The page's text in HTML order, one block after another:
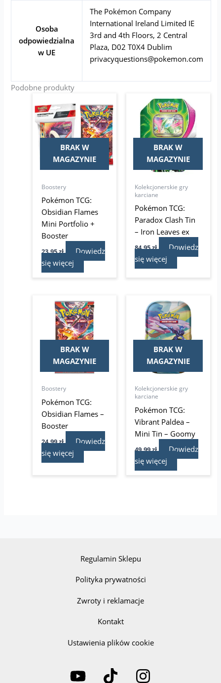
Osoba
odpowiedzialna
w UE
The Pokémon Company
International Ireland Limited IE
3rd and 4th Floors, 2 Central
Plaza, D02 T0X4 Dublim
privacyquestions@pokemon.com
Podobne produkty
BRAK W
MAGAZYNIE
Boostery
Pokémon TCG:
Obsidian Flames
Mini Portfolio +
Booster
23,95zł
Dowiedz
się więcej
BRAK W
MAGAZYNIE
Kolekcjonerskie gry
karciane
Pokémon TCG:
Paradox Clash Tin
– Iron Leaves ex
84,95zł
Dowiedz
się więcej
BRAK W
MAGAZYNIE
Boostery
Pokémon TCG:
Obsidian Flames –
Booster
24,99zł
Dowiedz
się więcej
BRAK W
MAGAZYNIE
Kolekcjonerskie gry
karciane
Pokémon TCG:
Vibrant Paldea –
Mini Tin – Goomy
49,99zł
Dowiedz
się więcej
Regulamin Sklepu
Polityka prywatności
Zwroty i reklamacje
Kontakt
Ustawienia plików cookie